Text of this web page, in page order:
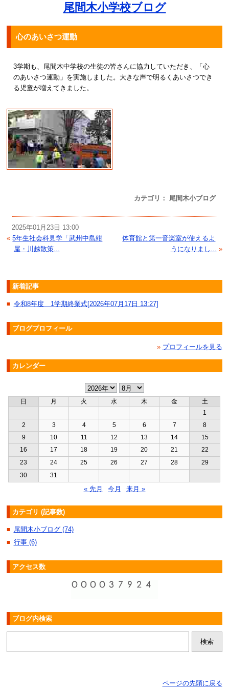
尾間木小学校ブログ
心のあいさつ運動
カテゴリ： 尾間木小ブログ
3学期も、尾間木中学校の生徒の皆さんに協力していただき、「心
のあいさつ運動」を実施しました。大きな声で明るくあいさつでき
る児童が増えてきました。
2025年01月23日 13:00
« 5年生社会科見学「武州中島紺
屋・川越散策...
体育館と第一音楽室が使えるよ
うになりまし... »
新着記事
■ 令和8年度 1学期終業式[2026年07月17日 13:27]
ブログプロフィール
» プロフィールを見る
カレンダー
日 月 火 水 木 金
土
1
2
3 4 5 6 7
8
9
10 11 12 13 14
15
16
17 18 19 20 21
22
23
24 25 26 27 28
29
30
31
« 先月 今月 来月 »
カテゴリ (記事数)
■ 尾間木小ブログ (74)
■ 行事 (6)
アクセス数
ブログ内検索
ページの先頭に戻る